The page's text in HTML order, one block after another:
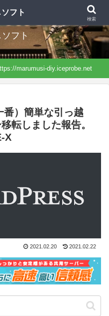
トに特化したネタになっています。
フト
marumusi-diy.iceprobe.net
）簡単な引っ越
しました報告。
X
2021.02.20 2021.02.22
フト
検索